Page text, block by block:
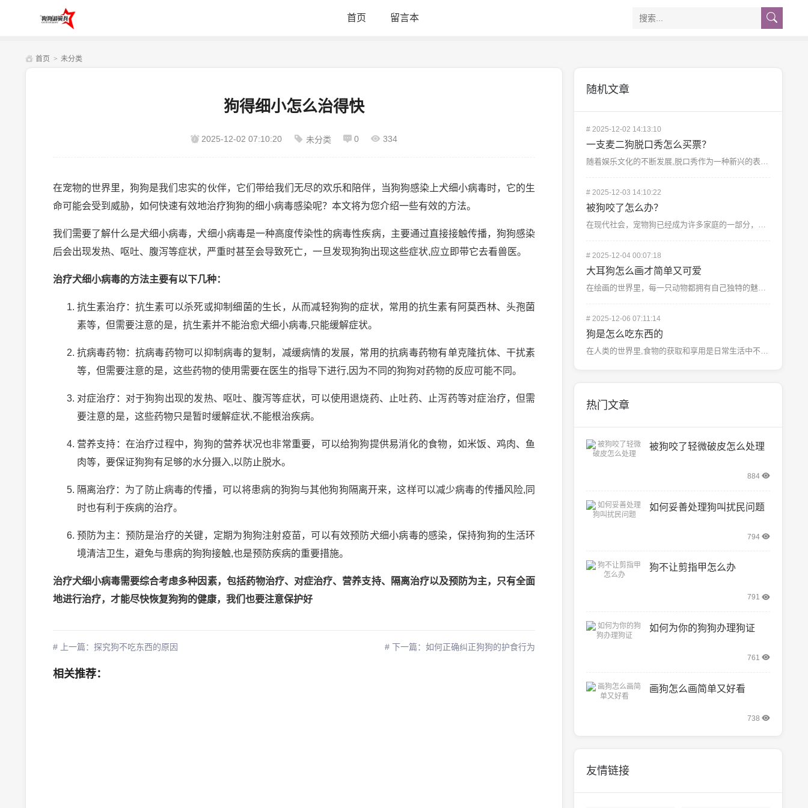
首页 留言本
首页 > 未分类
狗得细小怎么治得快
2025-12-02 07:10:20 未分类 0 334
在宠物的世界里，狗狗是我们忠实的伙伴，它们带给我们无尽的欢乐和陪伴，当狗狗感染上犬细小病毒时，它的生
命可能会受到威胁，如何快速有效地治疗狗狗的细小病毒感染呢？本文将为您介绍一些有效的方法。
我们需要了解什么是犬细小病毒，犬细小病毒是一种高度传染性的病毒性疾病，主要通过直接接触传播，狗狗感染
后会出现发热、呕吐、腹泻等症状，严重时甚至会导致死亡，一旦发现狗狗出现这些症状,应立即带它去看兽医。
治疗犬细小病毒的方法主要有以下几种：
抗生素治疗：抗生素可以杀死或抑制细菌的生长，从而减轻狗狗的症状，常用的抗生素有阿莫西林、头孢菌
素等，但需要注意的是，抗生素并不能治愈犬细小病毒,只能缓解症状。
抗病毒药物：抗病毒药物可以抑制病毒的复制，减缓病情的发展，常用的抗病毒药物有单克隆抗体、干扰素
等，但需要注意的是，这些药物的使用需要在医生的指导下进行,因为不同的狗狗对药物的反应可能不同。
对症治疗：对于狗狗出现的发热、呕吐、腹泻等症状，可以使用退烧药、止吐药、止泻药等对症治疗，但需
要注意的是，这些药物只是暂时缓解症状,不能根治疾病。
营养支持：在治疗过程中，狗狗的营养状况也非常重要，可以给狗狗提供易消化的食物，如米饭、鸡肉、鱼
肉等，要保证狗狗有足够的水分摄入,以防止脱水。
隔离治疗：为了防止病毒的传播，可以将患病的狗狗与其他狗狗隔离开来，这样可以减少病毒的传播风险,同
时也有利于疾病的治疗。
预防为主：预防是治疗的关键，定期为狗狗注射疫苗，可以有效预防犬细小病毒的感染，保持狗狗的生活环
境清洁卫生，避免与患病的狗狗接触,也是预防疾病的重要措施。
治疗犬细小病毒需要综合考虑多种因素，包括药物治疗、对症治疗、营养支持、隔离治疗以及预防为主，只有全面
地进行治疗，才能尽快恢复狗狗的健康，我们也要注意保护好
# 上一篇：探究狗不吃东西的原因 # 下一篇：如何正确纠正狗狗的护食行为
相关推荐：
随机文章
#2025-12-02 14:13:10
一支麦二狗脱口秀怎么买票？
随着娱乐文化的不断发展,脱口秀作为一种新兴的表演艺术形式，越来越受到大众的喜爱，一支麦二狗脱口秀以其...
#2025-12-03 14:10:22
被狗咬了怎么办？
在现代社会，宠物狗已经成为许多家庭的一部分，与宠物的亲密接触也带来了一些潜在的风险，其中之一就是被狗...
#2025-12-04 00:07:18
大耳狗怎么画才简单又可爱
在绘画的世界里，每一只动物都拥有自己独特的魅力，而提到最让人难以抗拒的，非大耳朵狗狗莫属了，它们那圆...
#2025-12-06 07:11:14
狗是怎么吃东西的
在人类的世界里,食物的获取和享用是日常生活中不可或缺的一部分，而在这个星球上，有一种动物，它们以独特...
热门文章
被狗咬了轻微破皮怎么处理
884
如何妥善处理狗叫扰民问题
794
狗不让剪指甲怎么办
791
如何为你的狗狗办理狗证
761
画狗怎么画简单又好看
738
友情链接